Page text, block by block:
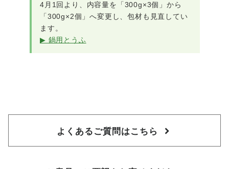
4月1回より、内容量を「300g×3個」から
「300g×2個」へ変更し、包材も見直してい
ます。
▶ 鍋用とうふ
よくあるご質問はこちら